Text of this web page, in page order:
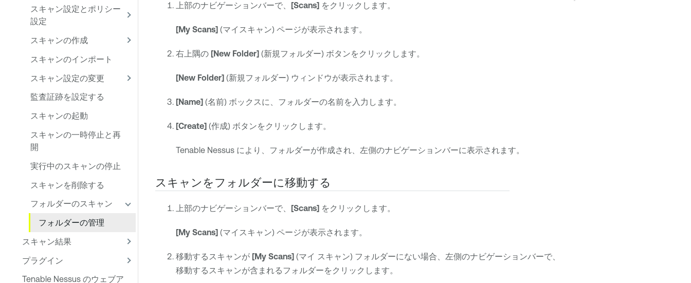
スキャン設定とポリシー
設定
スキャンの作成
スキャンのインポート
スキャン設定の変更
監査証跡を設定する
スキャンの起動
スキャンの一時停止と再
開
実行中のスキャンの停止
スキャンを削除する
フォルダーのスキャン
フォルダーの管理
スキャン結果
プラグイン
Tenable Nessus のウェブア
上部のナビゲーションバーで、 [Scans]をクリックします。
[My Scans](マイスキャン) ページが表示されます。
右上隅の [New Folder](新規フォルダー) ボタンをクリックします。
[New Folder](新規フォルダー) ウィンドウが表示されます。
[Name](名前) ボックスに、フォルダーの名前を入力します。
[Create](作成) ボタンをクリックします。
Tenable Nessusにより、フォルダーが作成され、左側のナビゲーションバーに表示されます。
スキャンをフォルダーに移動する
上部のナビゲーションバーで、 [Scans]をクリックします。
[My Scans](マイスキャン) ページが表示されます。
移動するスキャンが [My Scans](マイ スキャン) フォルダーにない場合、左側のナビゲーションバーで、
移動するスキャンが含まれるフォルダーをクリックします。